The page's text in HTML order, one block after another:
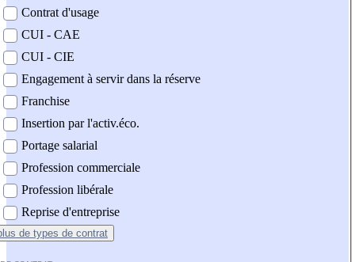
Contrat d'usage
CUI - CAE
CUI - CIE
Engagement à servir dans la réserve
Franchise
Insertion par l'activ.éco.
Portage salarial
Profession commerciale
Profession libérale
Reprise d'entreprise
de types de contrat